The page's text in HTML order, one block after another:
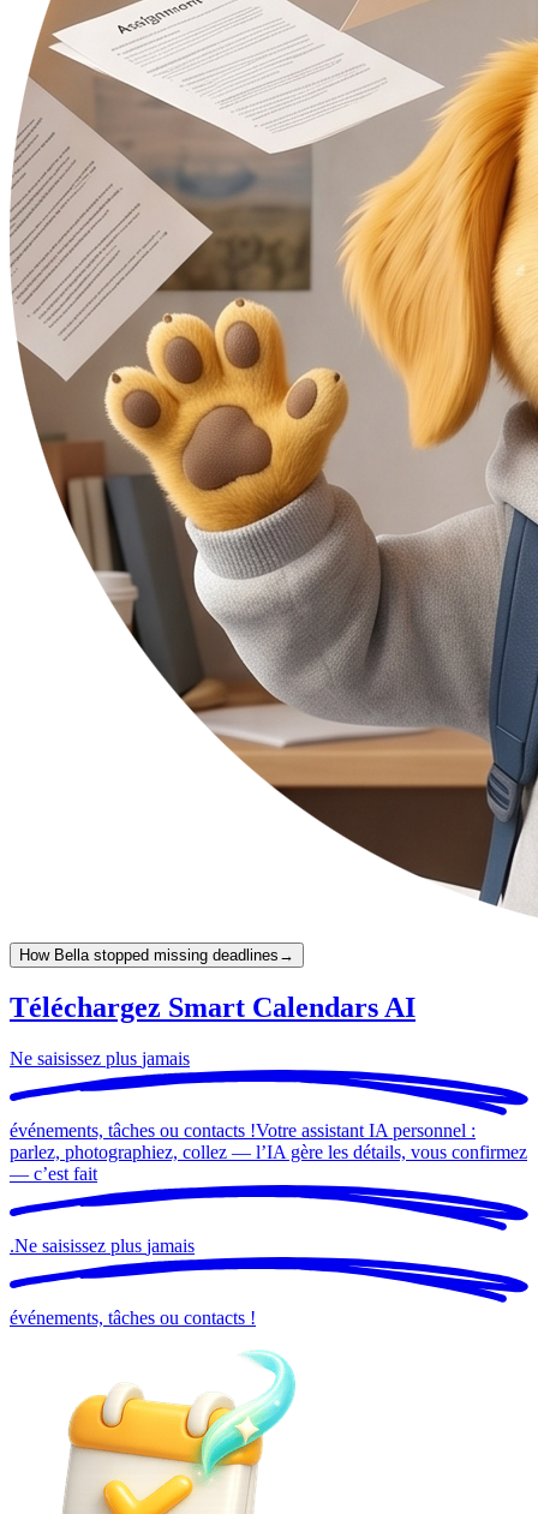
How Bella stopped missing deadlines →
Téléchargez Smart Calendars AI
Ne saisissez plus jamais
événements, tâches ou contacts !Votre assistant IA personnel :
parlez, photographiez, collez — l’IA gère les détails, vous confirmez
— c’est fait
.Ne saisissez plus jamais
événements, tâches ou contacts !